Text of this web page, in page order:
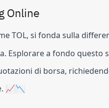
Online
TOL, si fonda sulla
Esplorare a fondo
di borsa,
📈📉